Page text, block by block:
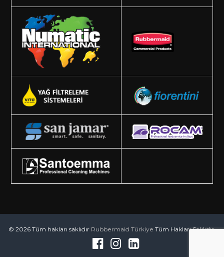
© 2026 Tüm hakları saklıdır Rubbermaid Türkiye Tüm Hakları Saklıdır.